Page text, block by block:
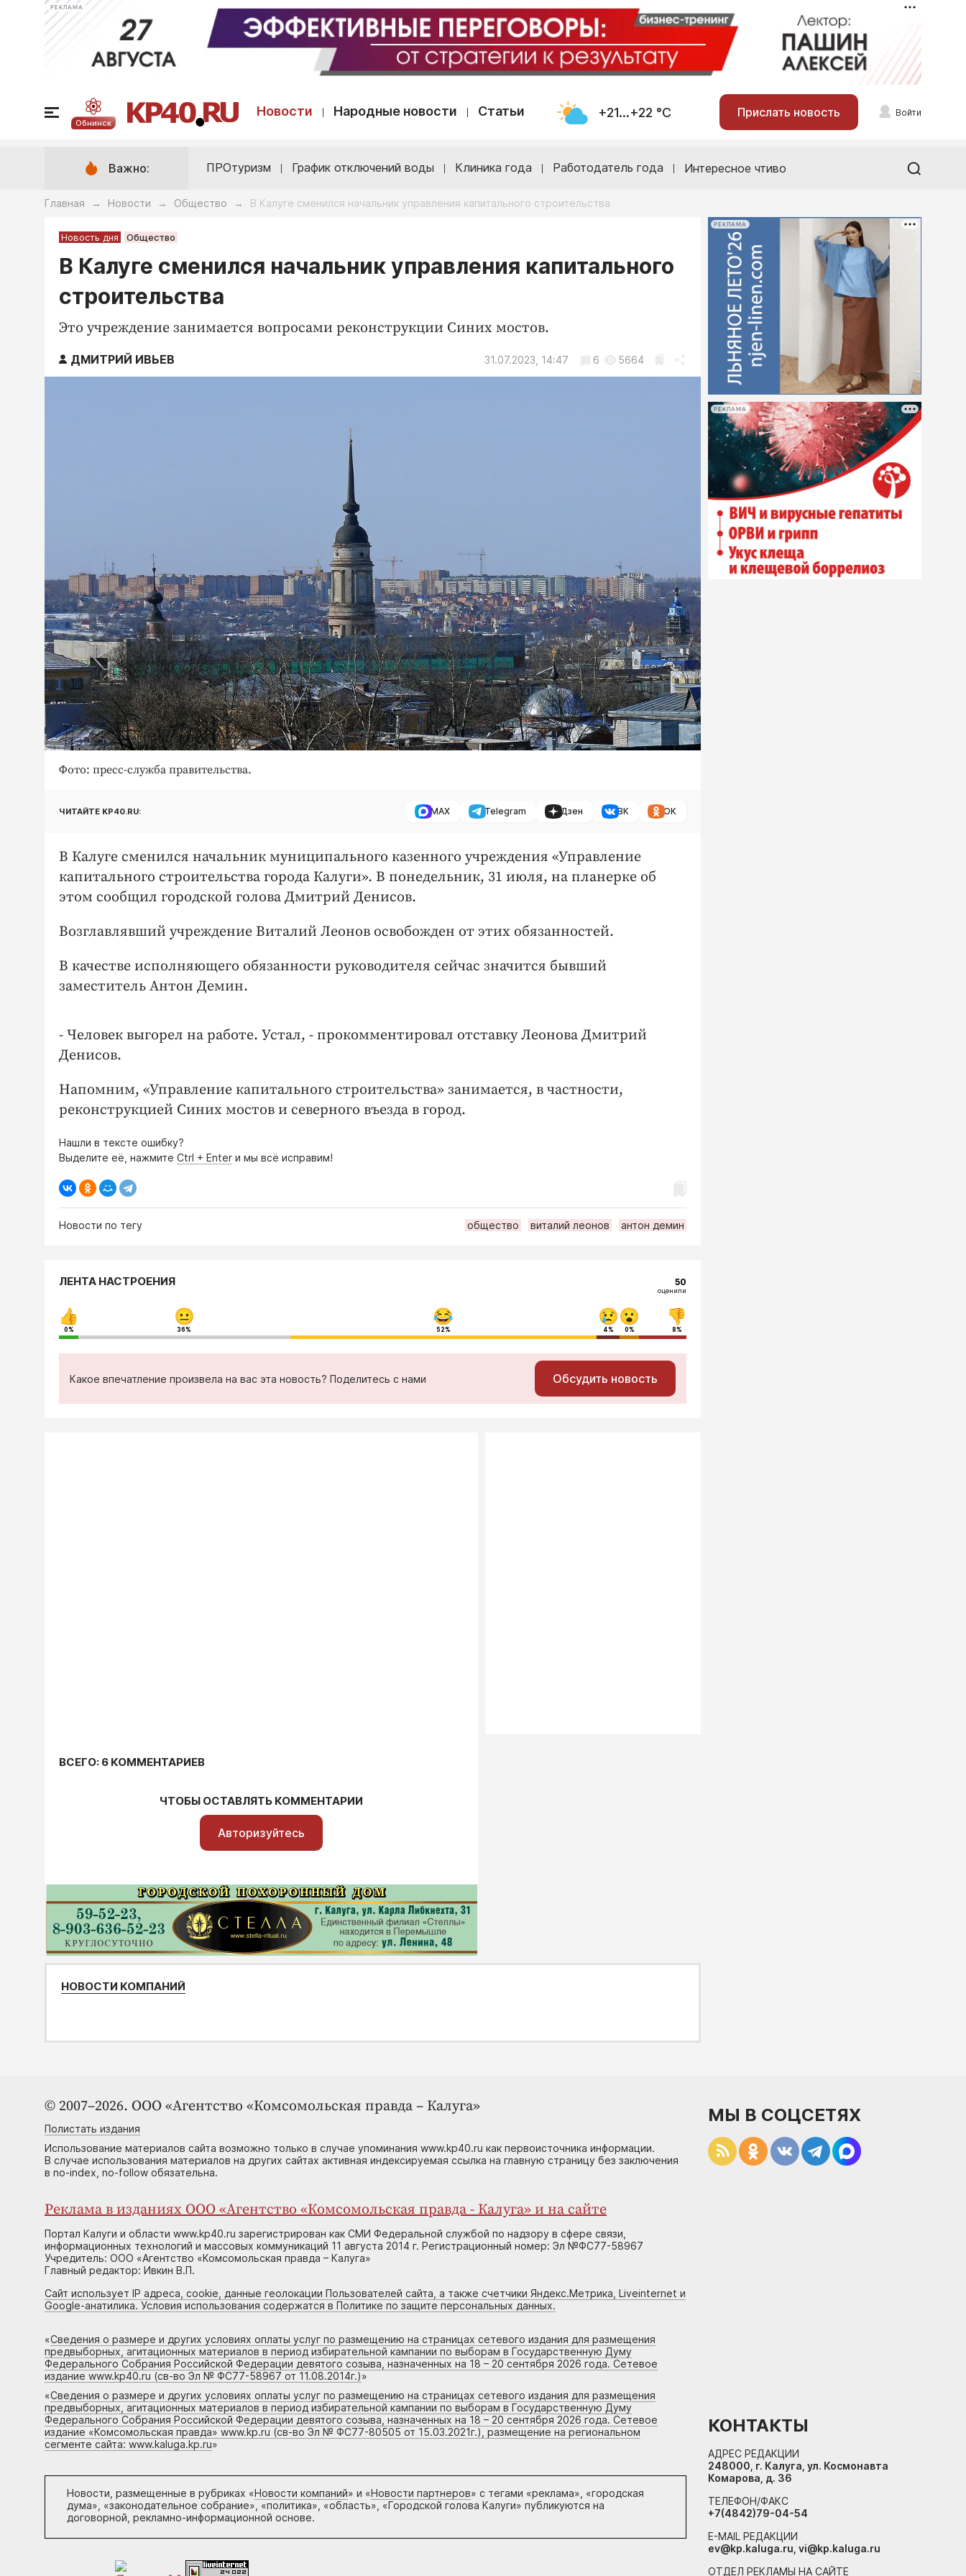
РЕКЛАМА
Обнинск
Новости Народные новости Статьи +21...+22 °С Прислать новость Войти
Важно: ПРОтуризм График отключений воды Клиника года Работодатель года Интересное чтиво
Главная → Новости → Общество → В Калуге сменился начальник управления капитального строительства
Новость дня Общество
В Калуге сменился начальник управления капитального
строительства
Это учреждение занимается вопросами реконструкции Синих мостов.
ДМИТРИЙ ИВЬЕВ 31.07.2023, 14:47 6 5664
Фото: пресс-служба правительства.
ЧИТАЙТЕ KP40.RU: MAX Telegram Дзен ВК ОК
В Калуге сменился начальник муниципального казенного учреждения «Управление
капитального строительства города Калуги». В понедельник, 31 июля, на планерке об
этом сообщил городской голова Дмитрий Денисов.
Возглавлявший учреждение Виталий Леонов освобожден от этих обязанностей.
В качестве исполняющего обязанности руководителя сейчас значится бывший
заместитель Антон Демин.
- Человек выгорел на работе. Устал, - прокомментировал отставку Леонова Дмитрий
Денисов.
Напомним, «Управление капитального строительства» занимается, в частности,
реконструкцией Синих мостов и северного въезда в город.
Нашли в тексте ошибку?
Выделите её, нажмите Ctrl + Enter и мы всё исправим!
Новости по тегу общество виталий леонов антон демин
РЕКЛАМА
РЕКЛАМА
ЛЕНТА НАСТРОЕНИЯ 50
оценили
0% 36% 52% 4% 0% 8%
Какое впечатление произвела на вас эта новость? Поделитесь с нами Обсудить новость
ВСЕГО: 6 КОММЕНТАРИЕВ
ЧТОБЫ ОСТАВЛЯТЬ КОММЕНТАРИИ
Авторизуйтесь
НОВОСТИ КОМПАНИЙ
© 2007–2026. ООО «Агентство «Комсомольская правда – Калуга»
Полистать издания
Использование материалов сайта возможно только в случае упоминания www.kp40.ru как первоисточника информации.
В случае использования материалов на других сайтах активная индексируемая ссылка на главную страницу без заключения
в no-index, no-follow обязательна.
Реклама в изданиях ООО «Агентство «Комсомольская правда - Калуга» и на сайте
Портал Калуги и области www.kp40.ru зарегистрирован как СМИ Федеральной службой по надзору в сфере связи,
информационных технологий и массовых коммуникаций 11 августа 2014 г. Регистрационный номер: Эл №ФС77-58967
Учредитель: ООО «Агентство «Комсомольская правда – Калуга»
Главный редактор: Ивкин В.П.
Сайт использует IP адреса, cookie, данные геолокации Пользователей сайта, а также счетчики Яндекс.Метрика, Liveinternet и
Google-анатилика. Условия использования содержатся в Политике по защите персональных данных.
«Сведения о размере и других условиях оплаты услуг по размещению на страницах сетевого издания для размещения
предвыборных, агитационных материалов в период избирательной кампании по выборам в Государственную Думу
Федерального Собрания Российской Федерации девятого созыва, назначенных на 18 – 20 сентября 2026 года. Сетевое
издание www.kp40.ru (св-во Эл № ФС77-58967 от 11.08.2014г.)»
«Сведения о размере и других условиях оплаты услуг по размещению на страницах сетевого издания для размещения
предвыборных, агитационных материалов в период избирательной кампании по выборам в Государственную Думу
Федерального Собрания Российской Федерации девятого созыва, назначенных на 18 – 20 сентября 2026 года. Сетевое
издание «Комсомольская правда» www.kp.ru (св-во Эл № ФС77-80505 от 15.03.2021г.), размещение на региональном
сегменте сайта: www.kaluga.kp.ru»
Новости, размещенные в рубриках «Новости компаний» и «Новости партнеров» с тегами «реклама», «городская
дума», «законодательное собрание», «политика», «область», «Городской голова Калуги» публикуются на
договорной, рекламно-информационной основе.
МЫ В СОЦСЕТЯХ
КОНТАКТЫ
АДРЕС РЕДАКЦИИ
248000, г. Калуга, ул. Космонавта
Комарова, д. 36
ТЕЛЕФОН/ФАКС
+7(4842)79-04-54
E-MAIL РЕДАКЦИИ
ev@kp.kaluga.ru, vi@kp.kaluga.ru
ОТДЕЛ РЕКЛАМЫ НА САЙТЕ